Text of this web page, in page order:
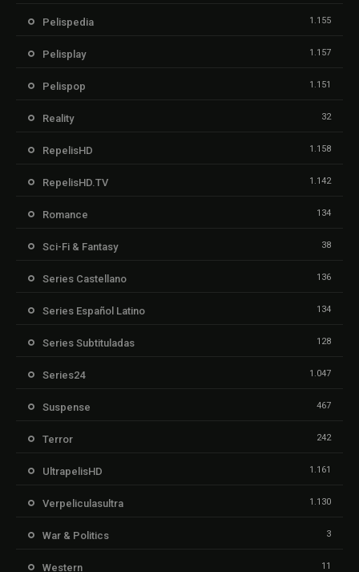
Pelispedia 1.155
Pelisplay 1.157
Pelispop 1.151
Reality 32
RepelisHD 1.158
RepelisHD.TV 1.142
Romance 134
Sci-Fi & Fantasy 38
Series Castellano 136
Series Español Latino 134
Series Subtituladas 128
Series24 1.047
Suspense 467
Terror 242
UltrapelisHD 1.161
Verpeliculasultra 1.130
War & Politics 3
Western 11